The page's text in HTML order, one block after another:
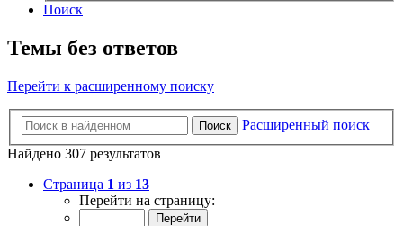
Поиск
Темы без ответов
Перейти к расширенному поиску
Поиск
Расширенный поиск
Найдено 307 результатов
Страница 1 из 13
Перейти на страницу: